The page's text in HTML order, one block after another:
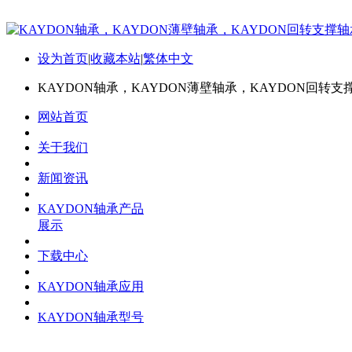
设为首页|收藏本站|繁体中文
KAYDON轴承，KAYDON薄壁轴承，KAYDON回转支
网站首页
关于我们
新闻资讯
KAYDON轴承产品
展示
下载中心
KAYDON轴承应用
KAYDON轴承型号